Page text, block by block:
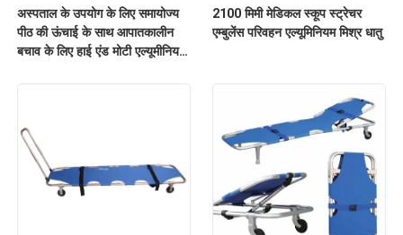
अस्पताल के उपयोग के लिए समायोज्य
पीठ की ऊंचाई के साथ आपातकालीन
बचाव के लिए हाई एंड मोटी एल्यूमीनियम
2100 मिमी मेडिकल स्कूप स्ट्रेचर
एम्बुलेंस परिवहन एल्यूमिनियम मिश्र धातु